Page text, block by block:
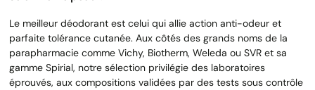
Le meilleur déodorant est celui qui allie action anti-odeur et
parfaite tolérance cutanée. Aux côtés des grands noms de la
parapharmacie comme Vichy, Biotherm, Weleda ou SVR et sa
gamme Spirial, notre sélection privilégie des laboratoires
éprouvés, aux compositions validées par des tests sous contrôle